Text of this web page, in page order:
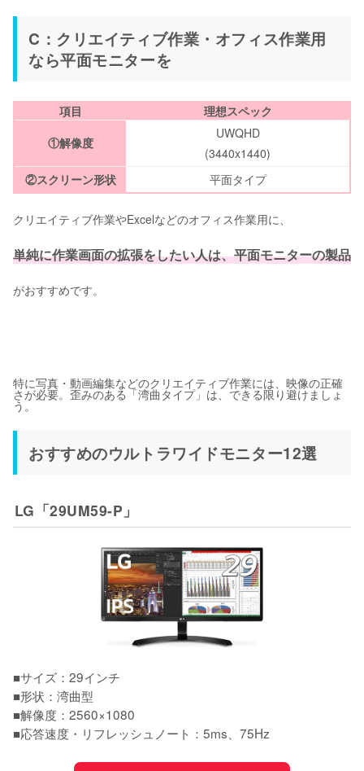
C：クリエイティブ作業・オフィス作業用
なら平面モニターを
項目
理想スペック
①解像度
UWQHD
(3440x1440)
②スクリーン形状
平面タイプ
クリエイティブ作業やExcelなどのオフィス作業用に、
単純に作業画面の拡張をしたい人は、平面モニターの製品
がおすすめです。
特に写真・動画編集などのクリエイティブ作業には、映像の正確
さが必要。歪みのある「湾曲タイプ」は、できる限り避けましょ
う。
おすすめのウルトラワイドモニター12選
LG「29UM59-P」
■サイズ：29インチ
■形状：湾曲型
■解像度：2560×1080
■応答速度・リフレッシュノート：5ms、75Hz